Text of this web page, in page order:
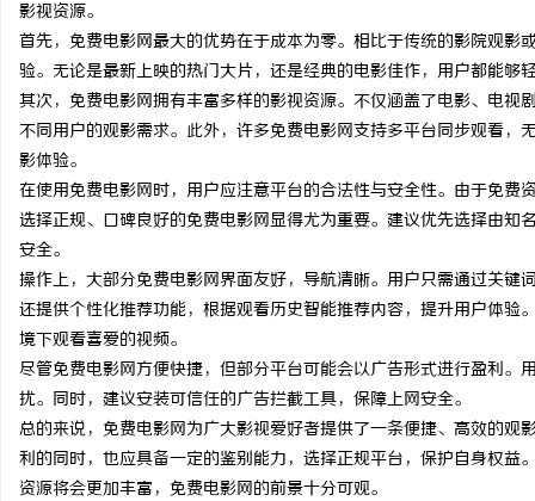
影视资源。
首先，免费电影网最大的优势在于成本为零。相比于传统的影院观
验。无论是最新上映的热门大片，还是经典的电影佳作，用户都能够
其次，免费电影网拥有丰富多样的影视资源。不仅涵盖了电影、电
不同用户的观影需求。此外，许多免费电影网支持多平台同步观看
影体验。
在使用免费电影网时，用户应注意平台的合法性与安全性。由于免
选择正规、口碑良好的免费电影网显得尤为重要。建议优先选择由
安全。
操作上，大部分免费电影网界面友好，导航清晰。用户只需通过关
还提供个性化推荐功能，根据观看历史智能推荐内容，提升用户体
境下观看喜爱的视频。
尽管免费电影网方便快捷，但部分平台可能会以广告形式进行盈利
扰。同时，建议安装可信任的广告拦截工具，保障上网安全。
总的来说，免费电影网为广大影视爱好者提供了一条便捷、高效的
利的同时，也应具备一定的鉴别能力，选择正规平台，保护自身权
资源将会更加丰富，免费电影网的前景十分可观。次元相融，机甲随行！